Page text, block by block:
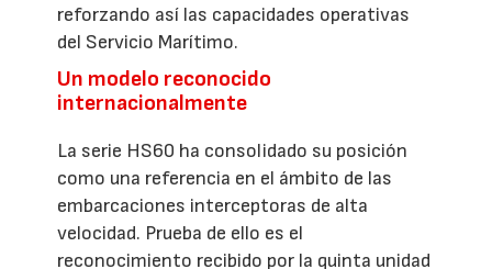
reforzando así las capacidades operativas
del Servicio Marítimo.
Un modelo reconocido
internacionalmente
La serie HS60 ha consolidado su posición
como una referencia en el ámbito de las
embarcaciones interceptoras de alta
velocidad. Prueba de ello es el
reconocimiento recibido por la quinta unidad